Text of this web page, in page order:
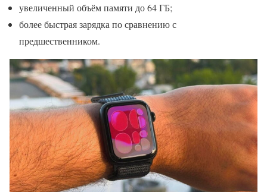
увеличенный объём памяти до 64 ГБ;
более быстрая зарядка по сравнению с
предшественником.